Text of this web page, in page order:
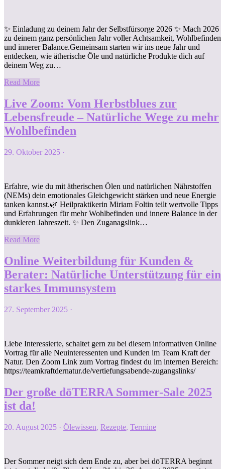
✨ Einladung zu deinem Jahr der Selbstfürsorge 2026 ✨ Mach 2026
zu deinem ganz persönlichen Jahr voller Achtsamkeit, Wohlbefinden
und innerer Balance.Gemeinsam starten wir ins neue Jahr und
entdecken, wie ätherische Öle und natürliche Produkte dich auf
deinem Weg zu…
Read More
Live Zoom: Vom Herbstblues zur
Lebensfreude – Natürliche Wege zu mehr
Wohlbefinden
29. Oktober 2025 ·
Erfahre, wie du mit ätherischen Ölen und natürlichen Nährstoffen
(NEMs) dein emotionales Gleichgewicht stärken und neue Energie
tanken kannst.🌿 Heilpraktikerin Miriam Foltin teilt wertvolle Tipps
und Erfahrungen für mehr Wohlbefinden und innere Balance in der
dunkleren Jahreszeit. ✨ Den Zuganagslink…
Read More
Online Weiterbildung für Kunden &
Berater: Natürliche Unterstützung für ein
starkes Immunsystem
27. September 2025 ·
Liebe Interessierte, schaltet gern zu bei diesem informativen Online
Vortrag für alle Neuinteressenten und Kunden im Team Kraft der
Natur. Den Zoom Link zum Vortrag findest du im internen Bereich:
https://teamkraftdernatur.de/vertiefungsabende-zugangslinks/
Der große dōTERRA Sommer-Sale 2025
ist da!
20. August 2025 · Ölewissen, Rezepte, Termine
Der Sommer neigt sich dem Ende zu, aber bei dōTERRA beginnt